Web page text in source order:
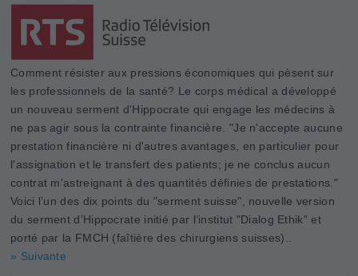
Comment résister aux pressions économiques qui pèsent sur
les professionnels de la santé? Le corps médical a développé
un nouveau serment d'Hippocrate qui engage les médecins à
ne pas agir sous la contrainte financière. "Je n'accepte aucune
prestation financière ni d'autres avantages, en particulier pour
l'assignation et le transfert des patients; je ne conclus aucun
contrat m'astreignant à des quantités définies de prestations."
Voici l’un des dix points du "serment suisse", nouvelle version
du serment d’Hippocrate initié par l’institut "Dialog Ethik" et
porté par la FMCH (faîtière des chirurgiens suisses)..
» Suivante